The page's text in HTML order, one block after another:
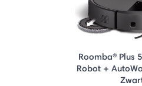
Roomba® Plus
Robot +